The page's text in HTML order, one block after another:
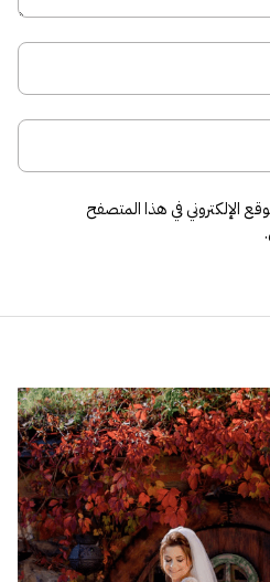
الإلكتروني في هذا المتصفح